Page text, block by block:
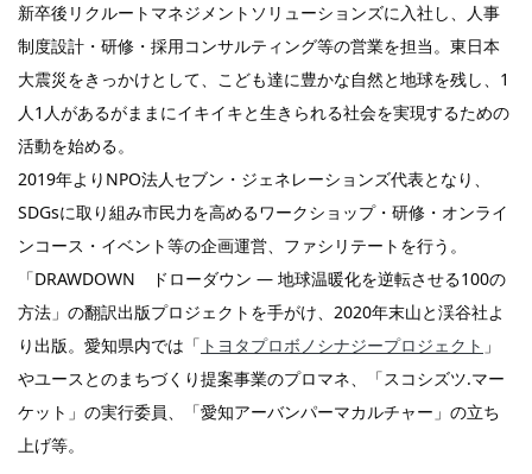
新卒後リクルートマネジメントソリューションズに入社し、人事
制度設計・研修・採用コンサルティング等の営業を担当。東日本
大震災をきっかけとして、こども達に豊かな自然と地球を残し、1
人1人があるがままにイキイキと生きられる社会を実現するための
活動を始める。
2019年よりNPO法人セブン・ジェネレーションズ代表となり、
SDGsに取り組み市民力を高めるワークショップ・研修・オンライ
ンコース・イベント等の企画運営、ファシリテートを行う。
「DRAWDOWN ドローダウン ― 地球温暖化を逆転させる100の
方法」の翻訳出版プロジェクトを手がけ、2020年末山と渓谷社よ
り出版。愛知県内では「 トヨタプロボノシナジープロジェクト 」
やユースとのまちづくり提案事業のプロマネ、「スコシズツ.マー
ケット」の実行委員、「愛知アーバンパーマカルチャー」の立ち
上げ等。